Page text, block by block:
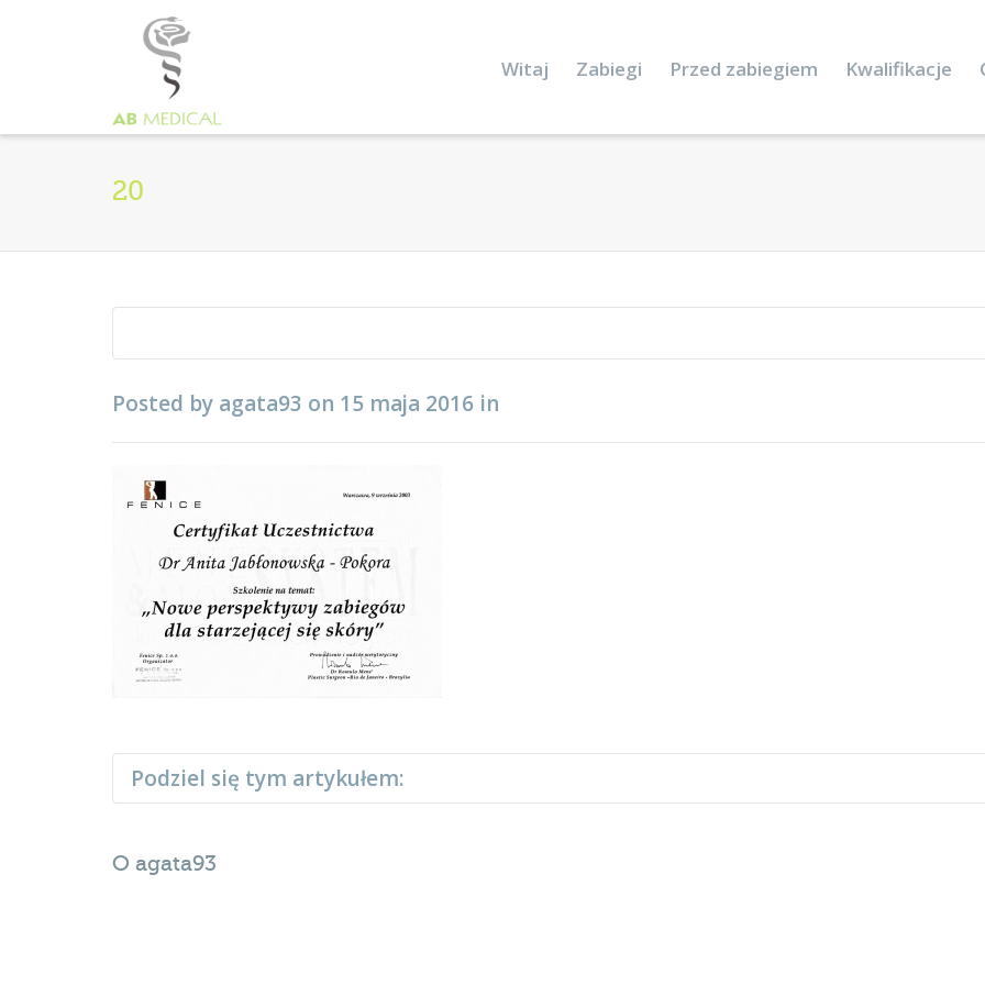
Witaj Zabiegi Przed zabiegiem Kwalifikacje
20
Posted by agata93 on 15 maja 2016 in
Podziel się tym artykułem:
O agata93